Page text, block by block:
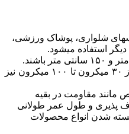
شلواری، پوشاک ورزشی،
استفاده میشود.
همچنین ضخامتهای مختلف از ۳۰ میکرون تا ۱۰۰ میکرون نیز
مانند مقاومت در بقیه
پذیری و طول عمر طولانی
شدن انواع محصولات